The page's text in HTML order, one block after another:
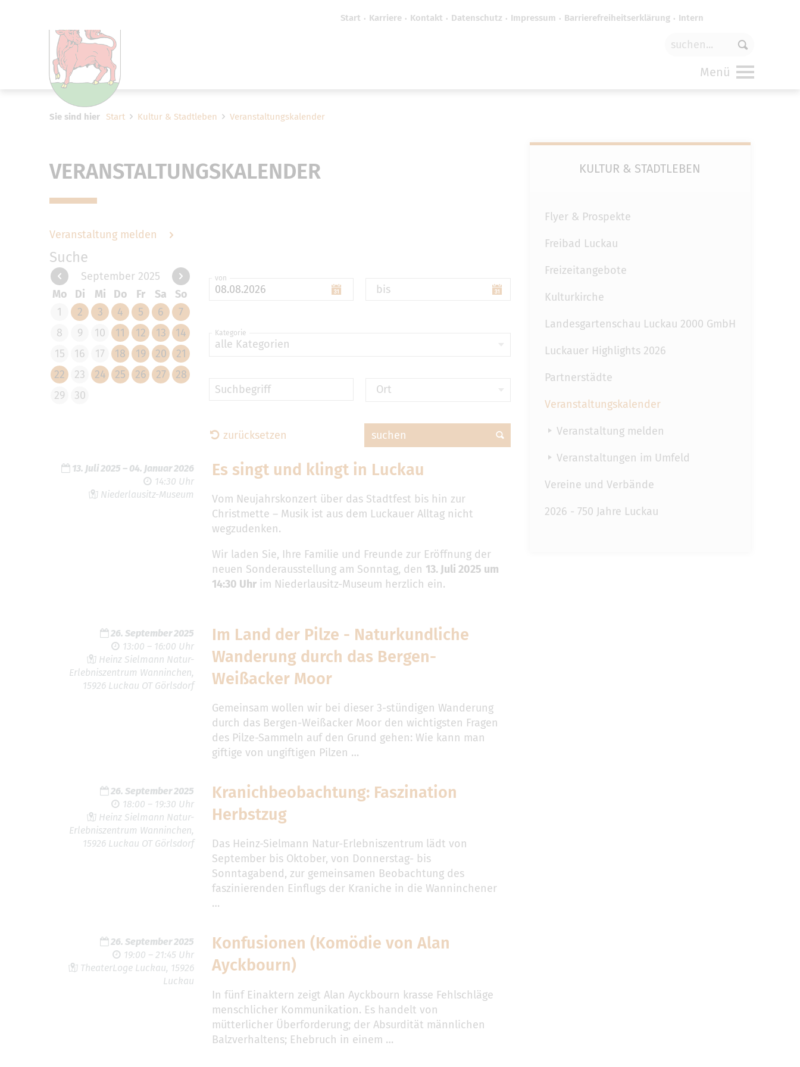
Start Karriere Kontakt Datenschutz Impressum Barrierefreiheitserklärung Intern
Menü
Sie sind hier Start Kultur & Stadtleben Veranstaltungskalender
VERANSTALTUNGSKALENDER
Veranstaltung melden
Suche
September 2025
Mo
Di Mi Do Fr Sa
So
1
2 3 4 5 6
7
8
9 10 11 12 13
14
15
16 17 18 19 20
21
22
23 24 25 26 27
28
29
30
von
bis
alle Kategorien
Kategorie
Suchbegriff Ort
zurücksetzen suchen
13. Juli 2025 – 04. Januar 2026
14:30 Uhr
Niederlausitz-Museum
Es singt und klingt in Luckau
Vom Neujahrskonzert über das Stadtfest bis hin zur
Christmette – Musik ist aus dem Luckauer Alltag nicht
wegzudenken.
Wir laden Sie, Ihre Familie und Freunde zur Eröffnung der
neuen Sonderausstellung am Sonntag, den 13. Juli 2025 um
14:30 Uhr im Niederlausitz-Museum herzlich ein.
26. September 2025
13:00 – 16:00 Uhr
Heinz Sielmann Natur-
Erlebniszentrum Wanninchen,
15926 Luckau OT Görlsdorf
Im Land der Pilze - Naturkundliche
Wanderung durch das Bergen-
Weißacker Moor
Gemeinsam wollen wir bei dieser 3-stündigen Wanderung
durch das Bergen-Weißacker Moor den wichtigsten Fragen
des Pilze-Sammeln auf den Grund gehen: Wie kann man
giftige von ungiftigen Pilzen …
26. September 2025
18:00 – 19:30 Uhr
Heinz Sielmann Natur-
Erlebniszentrum Wanninchen,
15926 Luckau OT Görlsdorf
Kranichbeobachtung: Faszination
Herbstzug
Das Heinz-Sielmann Natur-Erlebniszentrum lädt von
September bis Oktober, von Donnerstag- bis
Sonntagabend, zur gemeinsamen Beobachtung des
faszinierenden Einflugs der Kraniche in die Wanninchener
…
26. September 2025
19:00 – 21:45 Uhr
TheaterLoge Luckau, 15926
Luckau
Konfusionen (Komödie von Alan
Ayckbourn)
In fünf Einaktern zeigt Alan Ayckbourn krasse Fehlschläge
menschlicher Kommunikation. Es handelt von
mütterlicher Überforderung; der Absurdität männlichen
Balzverhaltens; Ehebruch in einem …
KULTUR & STADTLEBEN
Flyer & Prospekte
Freibad Luckau
Freizeitangebote
Kulturkirche
Landesgartenschau Luckau 2000 GmbH
Luckauer Highlights 2026
Partnerstädte
Veranstaltungskalender
Veranstaltung melden
Veranstaltungen im Umfeld
Vereine und Verbände
2026 - 750 Jahre Luckau
in den